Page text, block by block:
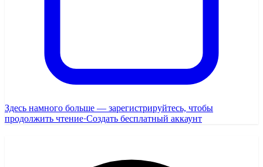
Здесь намного больше — зарегистрируйтесь, чтобы
продолжить чтение·Создать бесплатный аккаунт